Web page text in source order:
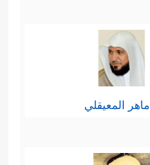
ماهر المعيقلي